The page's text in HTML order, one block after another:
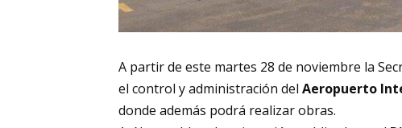
A partir de este martes 28 de noviembre la
el control y administración del Aeropuerto
donde además podrá realizar obras.